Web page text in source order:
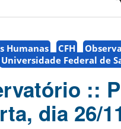
Humanas CFH
Universidade Federal de
::
dia 26/